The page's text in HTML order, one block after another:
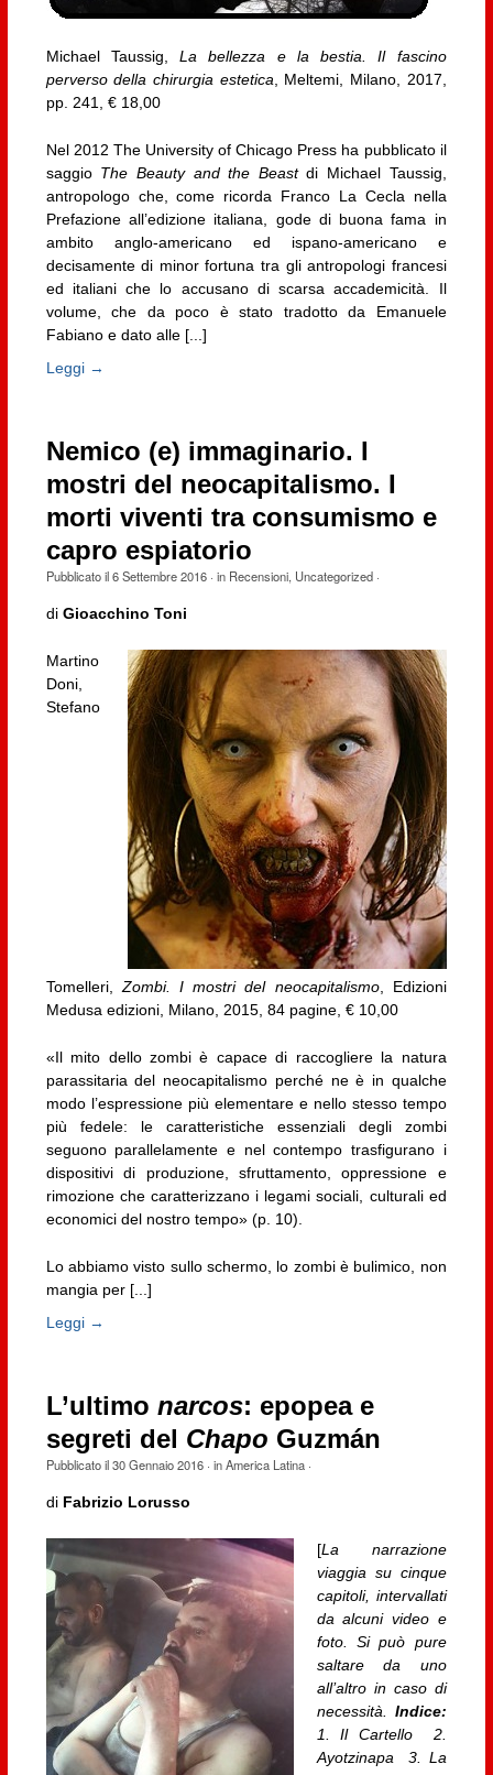
Michael Taussig,La bellezza e la bestia. Il fascino
perverso della chirurgia estetica , Meltemi, Milano, 2017,
pp. 241, € 18,00
Nel 2012 The University of Chicago Press ha pubblicato il
saggio The Beauty and the Beastdi Michael Taussig,
antropologo che, come ricorda Franco La Cecla nella
Prefazione all’edizione italiana, gode di buona fama in
ambito anglo-americano ed ispano-americano e
decisamente di minor fortuna tra gli antropologi francesi
ed italiani che lo accusano di scarsa accademicità. Il
volume, che da poco è stato tradotto da Emanuele
Fabiano e dato alle [...]
Leggi →
Nemico (e) immaginario. I
mostri del neocapitalismo. I
morti viventi tra consumismo e
capro espiatorio
Pubblicato il6 Settembre 2016· in Recensioni, Uncategorized·
di Gioacchino Toni
Martino
Doni,
Stefano
Tomelleri, Zombi. I mostri del neocapitalismo, Edizioni
Medusa edizioni, Milano, 2015, 84 pagine, € 10,00
«Il mito dello zombi è capace di raccogliere la natura
parassitaria del neocapitalismo perché ne è in qualche
modo l’espressione più elementare e nello stesso tempo
più fedele: le caratteristiche essenziali degli zombi
seguono parallelamente e nel contempo trasfigurano i
dispositivi di produzione, sfruttamento, oppressione e
rimozione che caratterizzano i legami sociali, culturali ed
economici del nostro tempo» (p. 10).
Lo abbiamo visto sullo schermo, lo zombi è bulimico, non
mangia per [...]
Leggi →
L’ultimo narcos: epopea e
segreti del Chapo Guzmán
Pubblicato il30 Gennaio 2016· inAmerica Latina·
di Fabrizio Lorusso
[La narrazione
viaggia su cinque
capitoli, intervallati
da alcuni video e
foto. Si può pure
saltare da uno
all’altro in caso di
necessità. Indice:
1. Il Cartello 2.
Ayotzinapa 3. La